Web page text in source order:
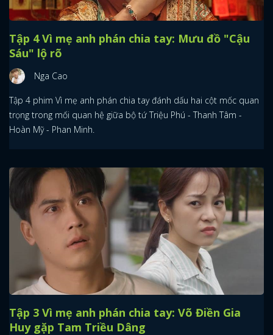
Tập 4 Vì mẹ anh phán chia tay: Mưu đồ "Cậu
Sáu" lộ rõ
Nga Cao
Tập 4 phim Vì mẹ anh phán chia tay đánh dấu hai cột mốc quan
trọng trong mối quan hệ giữa bộ tứ Triệu Phú - Thanh Tâm -
Hoàn Mỹ - Phan Minh.
Tập 3 Vì mẹ anh phán chia tay: Võ Điền Gia
Huy gặp Tam Triều Dâng